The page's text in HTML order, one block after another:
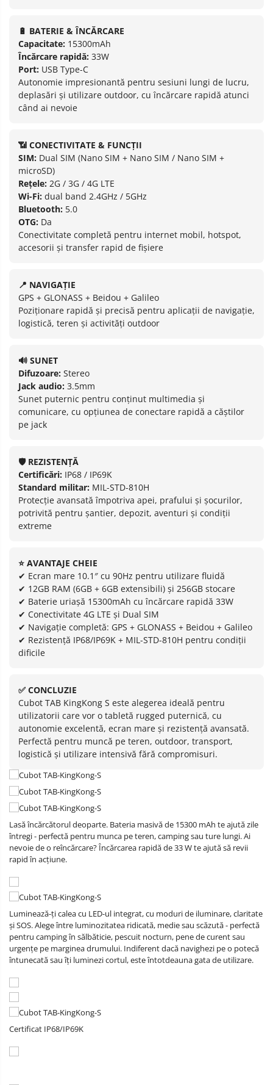
🔋 BATERIE & ÎNCĂRCARE
Capacitate: 15300mAh
Încărcare rapidă: 33W
Port: USB Type-C
Autonomie impresionantă pentru sesiuni lungi de lucru,
deplasări și utilizare outdoor, cu încărcare rapidă atunci
când ai nevoie
📶 CONECTIVITATE & FUNCȚII
SIM: Dual SIM (Nano SIM + Nano SIM / Nano SIM +
microSD)
Rețele: 2G / 3G / 4G LTE
Wi-Fi: dual band 2.4GHz / 5GHz
Bluetooth: 5.0
OTG: Da
Conectivitate completă pentru internet mobil, hotspot,
accesorii și transfer rapid de fișiere
📍 NAVIGAȚIE
GPS + GLONASS + Beidou + Galileo
Poziționare rapidă și precisă pentru aplicații de navigație,
logistică, teren și activități outdoor
🔊 SUNET
Difuzoare: Stereo
Jack audio: 3.5mm
Sunet puternic pentru conținut multimedia și
comunicare, cu opțiunea de conectare rapidă a căștilor
pe jack
🛡️ REZISTENȚĂ
Certificări: IP68 / IP69K
Standard militar: MIL-STD-810H
Protecție avansată împotriva apei, prafului și șocurilor,
potrivită pentru șantier, depozit, aventuri și condiții
extreme
⭐ AVANTAJE CHEIE
✔ Ecran mare 10.1″ cu 90Hz pentru utilizare fluidă
✔ 12GB RAM (6GB + 6GB extensibili) și 256GB stocare
✔ Baterie uriașă 15300mAh cu încărcare rapidă 33W
✔ Conectivitate 4G LTE și Dual SIM
✔ Navigație completă: GPS + GLONASS + Beidou + Galileo
✔ Rezistență IP68/IP69K + MIL-STD-810H pentru condiții
dificile
✅ CONCLUZIE
Cubot TAB KingKong S este alegerea ideală pentru
utilizatorii care vor o tabletă rugged puternică, cu
autonomie excelentă, ecran mare și rezistență avansată.
Perfectă pentru muncă pe teren, outdoor, transport,
logistică și utilizare intensivă fără compromisuri.
Lasă încărcătorul deoparte. Bateria masivă de 15300 mAh te ajută zile
întregi - perfectă pentru munca pe teren, camping sau ture lungi. Ai
nevoie de o reîncărcare? Încărcarea rapidă de 33 W te ajută să revii
rapid în acțiune.
Luminează-ți calea cu LED-ul integrat, cu moduri de iluminare, claritate
și SOS. Alege între luminozitatea ridicată, medie sau scăzută - perfectă
pentru camping în sălbăticie, pescuit nocturn, pene de curent sau
urgențe pe marginea drumului. Indiferent dacă navighezi pe o potecă
întunecată sau îți luminezi cortul, este întotdeauna gata de utilizare.
Certificat IP68/IP69K